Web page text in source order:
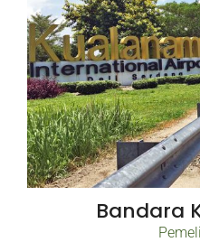
Bandara